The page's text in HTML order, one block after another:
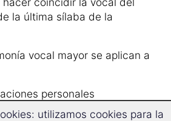
la última sílaba de la
vocal mayor se aplican a
personales
posesivas
utilizamos cookies para la